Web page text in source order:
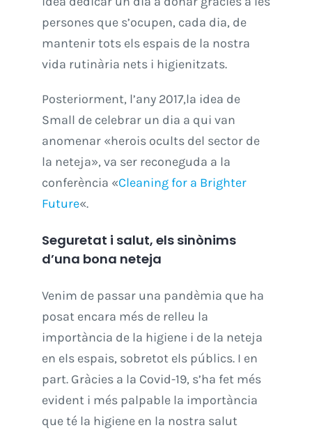
persones que s’ocupen, cada dia, de
mantenir tots els espais de la nostra
vida rutinària nets i higienitzats.
Posteriorment, l’any 2017,la idea de
Small de celebrar un dia a qui van
anomenar «herois ocults del sector de
la neteja», va ser reconeguda a la
conferència «Cleaning for a Brighter
Future«.
Seguretat i salut, els sinònims
d’una bona neteja
Venim de passar una pandèmia que ha
posat encara més de relleu la
importància de la higiene i de la neteja
en els espais, sobretot els públics. I en
part. Gràcies a la Covid-19, s’ha fet més
evident i més palpable la importància
que té la higiene en la nostra salut